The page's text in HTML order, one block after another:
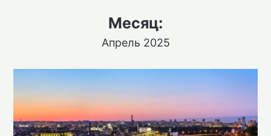
Месяц:
Апрель 2025